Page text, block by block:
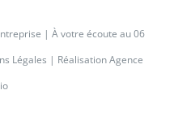
| À votre écoute au06
Légales | Réalisation Agence